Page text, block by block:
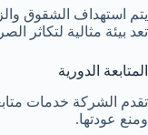
يتم استهداف الشقوق
تعد بيئة مثالية لتكاثر
المتابعة الدورية
تقدم الشركة خدمات
ومنع عودتها.